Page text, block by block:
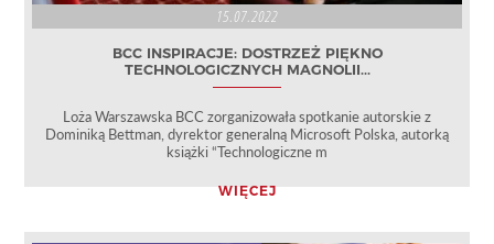
15.07.2022
BCC INSPIRACJE: DOSTRZEŻ PIĘKNO
TECHNOLOGICZNYCH MAGNOLII...
Loża Warszawska BCC zorganizowała spotkanie autorskie z
Dominiką Bettman, dyrektor generalną Microsoft Polska, autorką
książki “Technologiczne m
WIĘCEJ